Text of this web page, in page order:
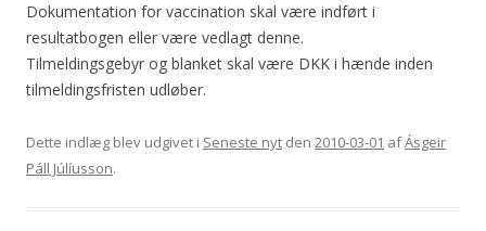
Dokumentation for vaccination skal være indført i
resultatbogen eller være vedlagt denne.
Tilmeldingsgebyr og blanket skal være DKK i hænde inden
tilmeldingsfristen udløber.
Dette indlæg blev udgivet i Seneste nyt den 2010-03-01 afÁsgeir
Páll Júlíusson.